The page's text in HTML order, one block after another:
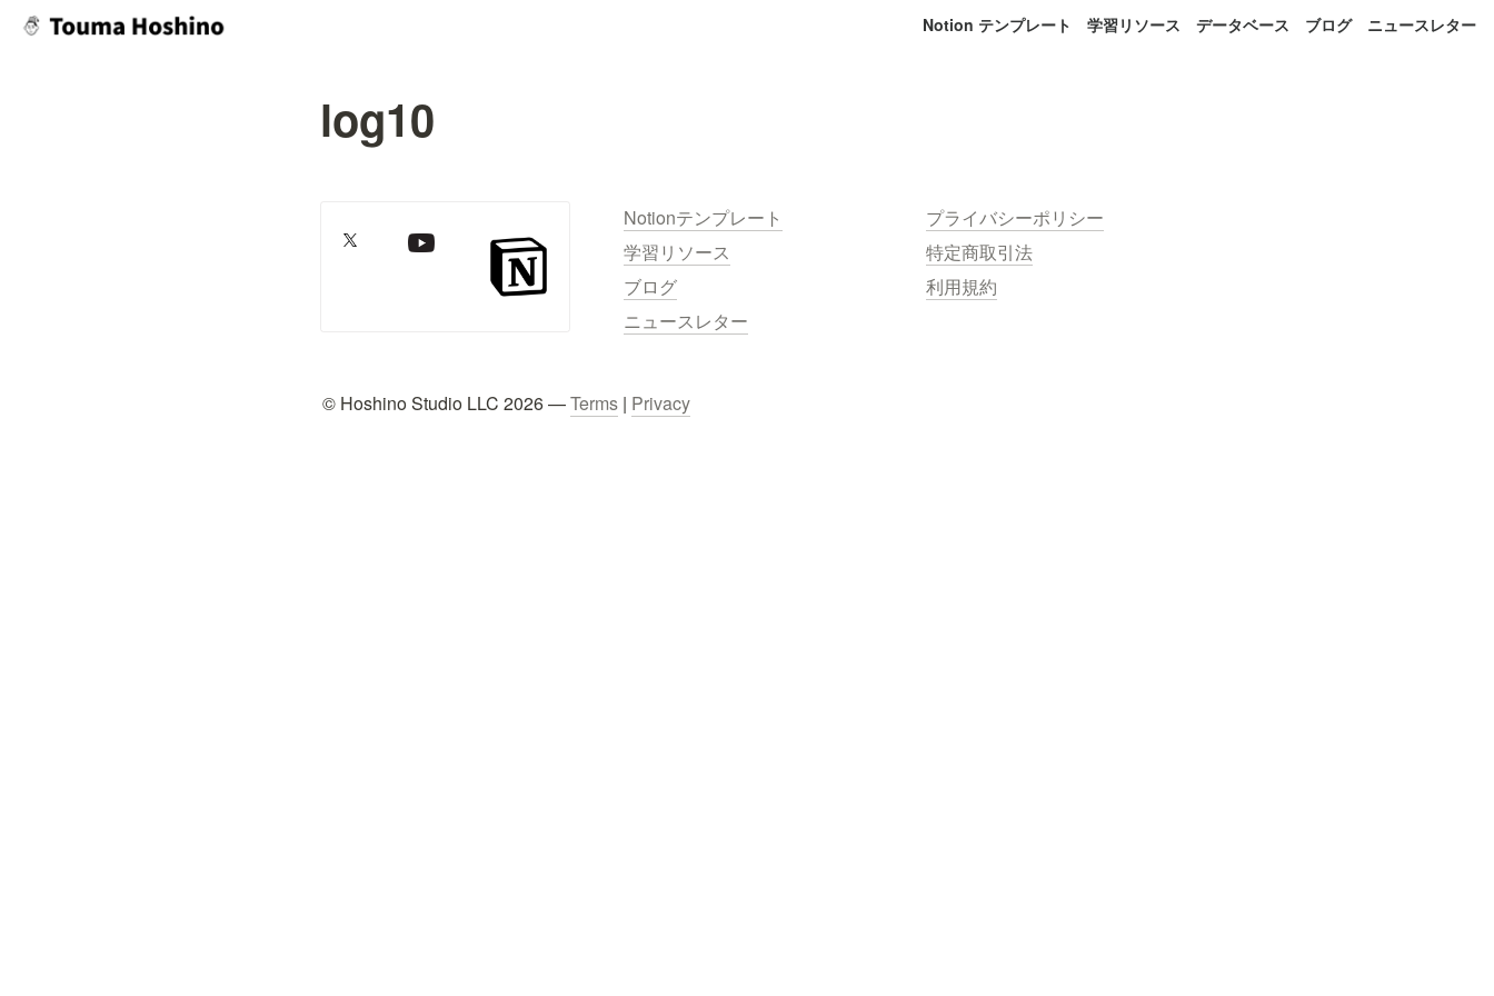
Notion テンプレート 学習リソース データベース ブログ ニュースレター
log10
Notionテンプレート
学習リソース
ブログ
ニュースレター
プライバシーポリシー
特定商取引法
利用規約
© Hoshino Studio LLC 2026 — Terms | Privacy